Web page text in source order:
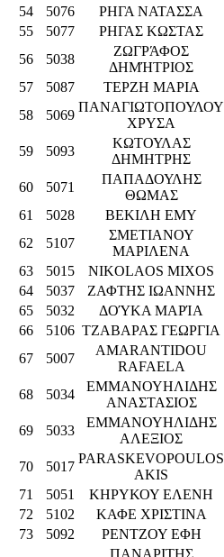
54
5076 ΡΗΓΑ ΝΑΤΑΣΣΑ
55
5077 ΡΗΓΑΣ ΚΩΣΤΑΣ
56
5038
ΖΩΓΡΆΦΟΣ
ΔΗΜΉΤΡΙΟΣ
57
5087 ΤΕΡΖΗ ΜΑΡΙΑ
58
5069
ΠΑΝΑΓΙΩΤΟΠΟΥΛΟΥ
ΧΡΥΣΑ
59 5093
ΚΩΤΟΥΛΑΣ
ΔΗΜΗΤΡΗΣ
60 5071
ΠΑΠΑΔΟΥΛΗΣ
ΘΩΜΑΣ
61
5028 ΒΕΚΙΛΗ ΕΜΥ
62
5107
ΣΜΕΤΙΑΝΟΥ
ΜΑΡΙΛΕΝΑ
63
5015 NIKOLAOS MIXOS
64
5037 ΖΑΦΤΗΣ ΙΩΑΝΝΗΣ
65
5032 ΔΟΎΚΑ ΜΑΡΊΑ
66
5106 ΤΖΑΒΑΡΑΣ ΓΕΩΡΓΙΑ
67
5007
AMARANTIDOU
RAFAELA
68 5034
ΕΜΜΑΝΟΥΗΛΙΔΗΣ
ΑΝΑΣΤΑΣΙΟΣ
69 5033
ΕΜΜΑΝΟΥΗΛΙΔΗΣ
ΑΛΕΞΙΟΣ
70 5017
PARASKEVOPOULOS
AKIS
71
5051 ΚΗΡΥΚΟΥ ΕΛΕΝΗ
72
5102 ΚΑΦΕ ΧΡΙΣΤΙΝΑ
73
5092 ΡΕΝΤΖΟΥ ΕΦΗ
ΠΑΝΑΡΙΤΗΣ